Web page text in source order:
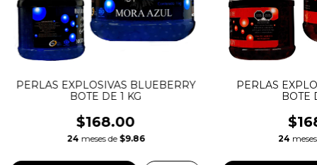
PERLAS EXPLOSIVAS BLUEBERRY
BOTE DE 1 KG
$168.00
24 meses de $9.86
PERLAS
BOTE
24